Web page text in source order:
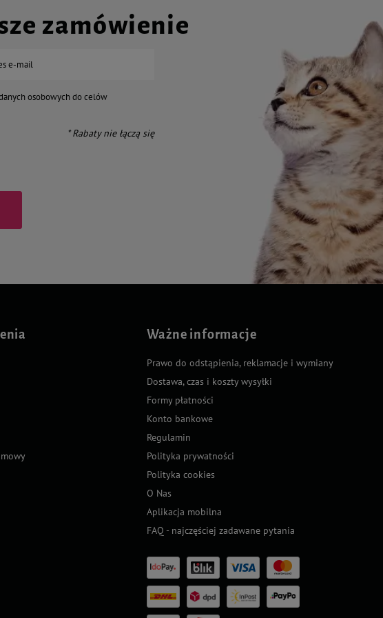
zamówienie
e-mail
osobowych do celów
* Rabaty nie łączą się
Ważne informacje
Prawo do odstąpienia, reklamacje i wymiany
Dostawa, czas i koszty wysyłki
Formy płatności
Konto bankowe
Regulamin
Polityka prywatności
Polityka cookies
O Nas
Aplikacja mobilna
FAQ - najczęściej zadawane pytania